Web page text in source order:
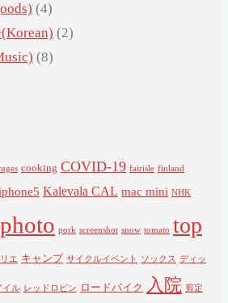
(4)
(2)
(8)
cooking COVID-19 fairisle finland
Kalevala CAL mac mini NHK
photo pork screenshot snow tomato top
エ キャンプ サイクルイベント ソックス ディッ
イル レッドロビン ロードバイク 入院 剪定